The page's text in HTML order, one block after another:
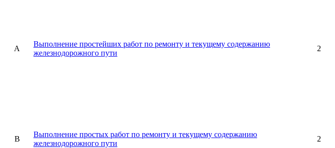
A
Выполнение простейших работ по ремонту и текущему содержанию
железнодорожного пути
2
B
Выполнение простых работ по ремонту и текущему содержанию
железнодорожного пути
2